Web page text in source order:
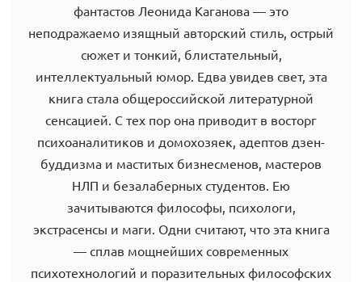
фантастов Леонида Каганова — это
неподражаемо изящный авторский стиль, острый
сюжет и тонкий, блистательный,
интеллектуальный юмор. Едва увидев свет, эта
книга стала общероссийской литературной
сенсацией. С тех пор она приводит в восторг
психоаналитиков и домохозяек, адептов дзен-
буддизма и маститых бизнесменов, мастеров
НЛП и безалаберных студентов. Ею
зачитываются философы, психологи,
экстрасенсы и маги. Одни считают, что эта книга
— сплав мощнейших современных
психотехнологий и поразительных философских